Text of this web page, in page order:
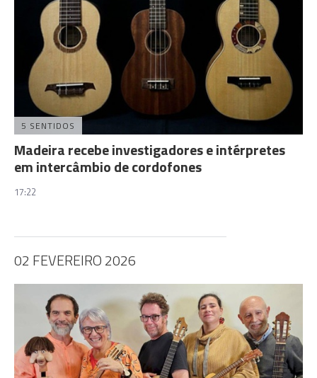
5 SENTIDOS
Madeira recebe investigadores e intérpretes
em intercâmbio de cordofones
17:22
02 FEVEREIRO 2026